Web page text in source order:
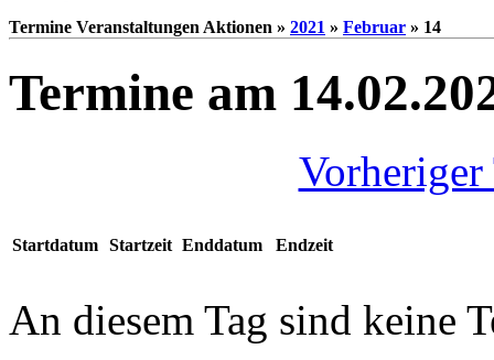
Termine Veranstaltungen Aktionen » 2021 » Februar » 14
Termine am
Vorheriger
Startdatum Startzeit Enddatum Endzeit
An diesem Tag sind keine